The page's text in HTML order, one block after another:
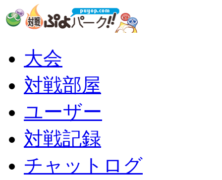
大会
対戦部屋
ユーザー
対戦記録
チャットログ